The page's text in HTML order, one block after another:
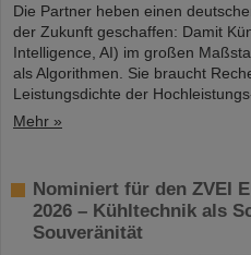
Die Partner heben einen
der Zukunft geschaffen: Damit
Intelligence, AI) im großen
als Algorithmen. Sie braucht
Leistungsdichte der
Mehr »
Nominiert für den ZVEI
2026 – Kühltechnik als
Souveränität